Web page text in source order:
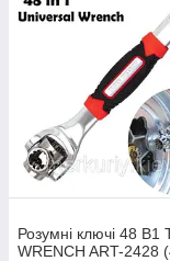
Розумні ключі 48 B1
WRENCH ART-2428